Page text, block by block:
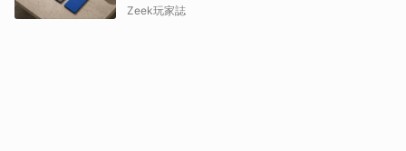
Zeek玩家誌